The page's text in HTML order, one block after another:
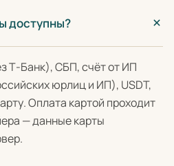
доступны?
Т-Банк), СБП, счёт от ИП
юрлиц и ИП), USDT,
Оплата картой проходит
— данные карты